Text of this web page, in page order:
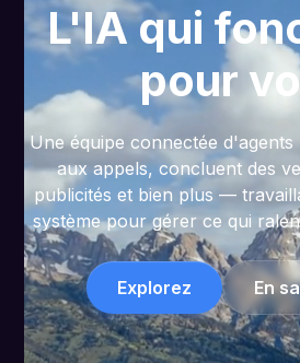
L'IA qui
pour
Une équipe connectée
aux appels, concluent des
publicités et bien plus —
système pour gérer ce qui
Explorez En